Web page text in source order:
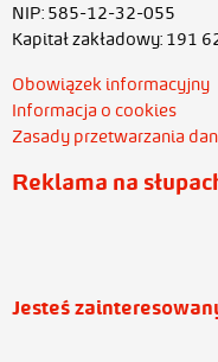
NIP: 585-12-32-055
Kapitał zakładowy: 191
Obowiązek informacyjny
Informacja o cookies
Zasady przetwarzania
Reklama na
Jesteś